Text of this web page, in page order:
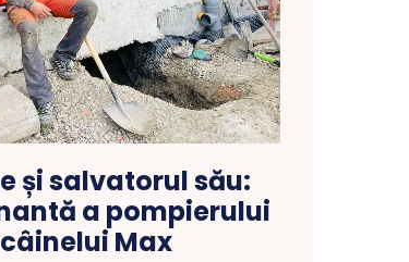
și salvatorul său:
a pompierului
câinelui Max